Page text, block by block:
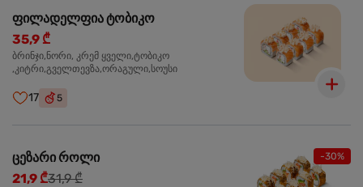
ფილადელფია ტობიკო
35,9 ₾
ბრინჯი,ნორი, კრემ ყველი,ტობიკო
,კიტრი,გველთევზა,ორაგული,სოუსი
17 5
-30%
ცეზარი როლი
21,9 ₾31,9 ₾